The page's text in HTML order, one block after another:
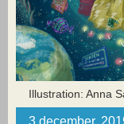
Illustration: Anna
3 december,